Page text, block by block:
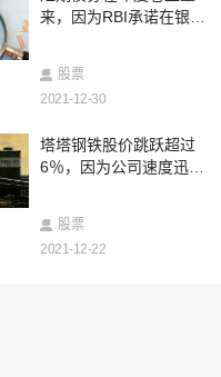
的问题举行760卢比
：抓住; Edelweiss说，关切
的末端红色，停止三天的升
天的专家所做的
：加密货币飙升超过61,000
历史新高
来，因为RBI承诺在银行
股票
2021-12-30
塔塔钢铁股价跳跃超过
6％，因为公司速度迅速
股票
2021-12-22